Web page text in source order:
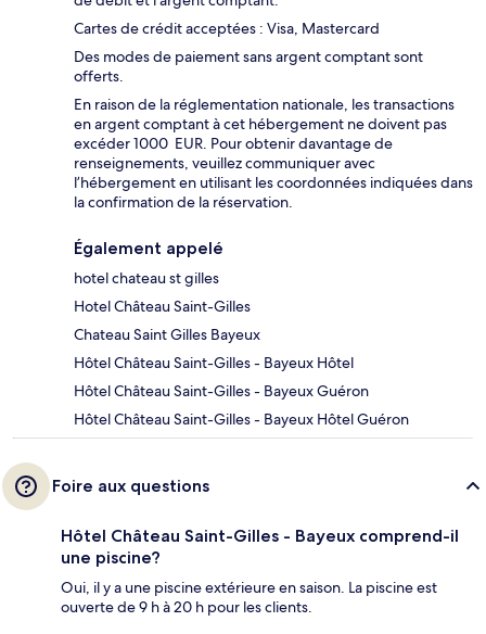
Cartes de crédit acceptées : Visa, Mastercard
Des modes de paiement sans argent comptant sont
offerts.
En raison de la réglementation nationale, les transactions
en argent comptant à cet hébergement ne doivent pas
excéder 1000 EUR. Pour obtenir davantage de
renseignements, veuillez communiquer avec
l’hébergement en utilisant les coordonnées indiquées dans
la confirmation de la réservation.
Également appelé
hotel chateau st gilles
Hotel Château Saint-Gilles
Chateau Saint Gilles Bayeux
Hôtel Château Saint-Gilles - Bayeux Hôtel
Hôtel Château Saint-Gilles - Bayeux Guéron
Hôtel Château Saint-Gilles - Bayeux Hôtel Guéron
Foire aux questions
Hôtel Château Saint-Gilles - Bayeux comprend-il
une piscine?
Oui, il y a une piscine extérieure en saison. La piscine est
ouverte de 9 h à 20 h pour les clients.